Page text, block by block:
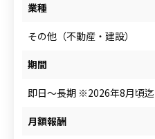
案件について相談
業種
その他（不動産・建設）
期間
即日～長期 ※2026年8月頃迄
月額報酬